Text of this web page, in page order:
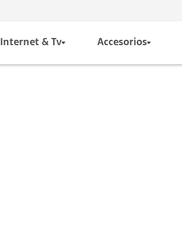
Internet & Tv Accesorios